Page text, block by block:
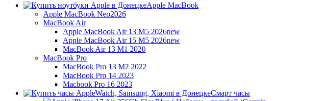
Apple MacBook
Apple MacBook Neo2026
MacBook Air
Apple MacBook Air 13 M5 2026new
Apple MacBook Air 15 M5 2026new
MacBook Air 13 M1 2020
MacBook Pro
MacBook Pro 13 M2 2022
MacBook Pro 14 2023
Macbook Pro 16 2023
Смарт часы